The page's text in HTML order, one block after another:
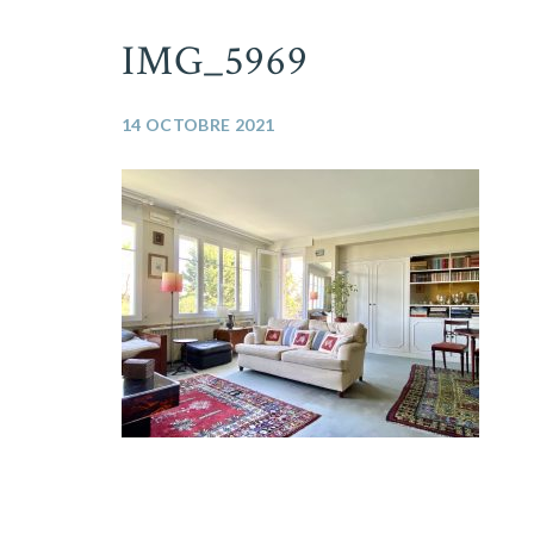
IMG_5969
14 OCTOBRE 2021